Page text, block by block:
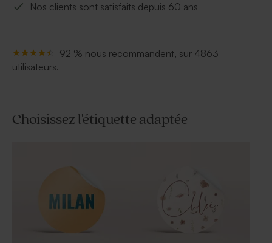
Nos clients sont satisfaits depuis 60 ans
92 % nous recommandent, sur 4863
utilisateurs.
Choisissez l'étiquette adaptée